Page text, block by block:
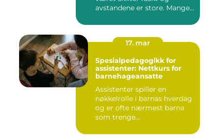
avstandene er store. Mange...
17. mar
Spesialpedagogikk for
assistenter: Nettkurs for
barnehageansatte
Assistenter spiller en
nøkkelrolle i barnas hverdag
og er ofte nærmest barna
som trenge...